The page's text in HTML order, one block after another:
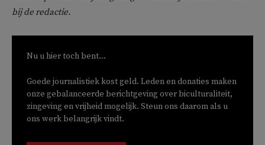
bij de redactie.
Nu u hier toch bent...
Goede journalistiek kost geld. Leden en donaties maken
onze gebalanceerde berichtgeving over biculturaliteit,
zingeving en vrijheid mogelijk. Steun ons daarom als u
ons werk belangrijk vindt.